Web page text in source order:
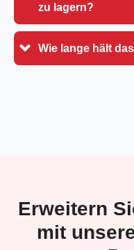
zu lagern?
Wie lange hält
Erweitern
mit